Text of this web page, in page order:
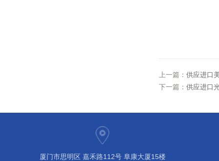
上一篇： 供应进口
下一篇： 供应进口
厦门市思明区 嘉禾路112号 阜康大厦15楼